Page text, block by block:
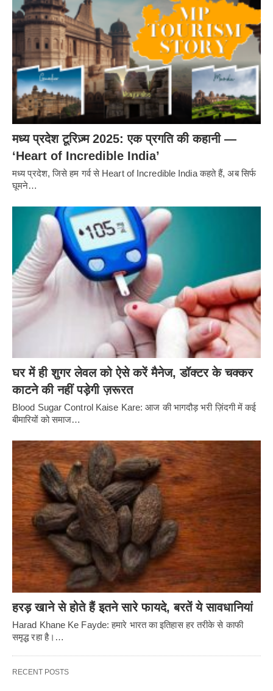
मध्य प्रदेश टूरिज़्म 2025: एक प्रगति की कहानी —
‘Heart of Incredible India’
मध्य प्रदेश, जिसे हम गर्व से Heart of Incredible India कहते हैं, अब सिर्फ
घूमने…
घर में ही शुगर लेवल को ऐसे करें मैनेज, डॉक्टर के चक्कर
काटने की नहीं पड़ेगी ज़रूरत
Blood Sugar Control Kaise Kare: आज की भागदौड़ भरी ज़िंदगी में कई
बीमारियों को समाज…
हरड़ खाने से होते हैं इतने सारे फायदे, बरतें ये सावधानियां
Harad Khane Ke Fayde: हमारे भारत का इतिहास हर तरीके से काफी
समृद्ध रहा है।…
RECENT POSTS